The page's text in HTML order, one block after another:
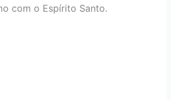
com o Espírito Santo.